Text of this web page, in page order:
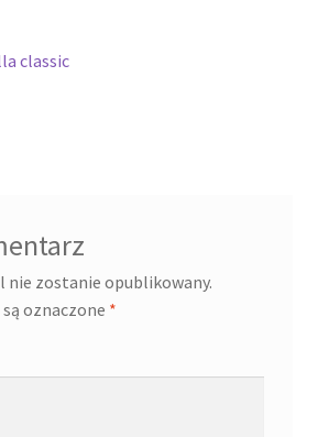
classic
nie zostanie opublikowany.
oznaczone *